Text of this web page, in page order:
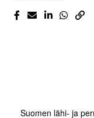
Suomen lähi- ja